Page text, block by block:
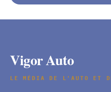
Vigor Auto
LE MÉDIA DE L'AUTO ET